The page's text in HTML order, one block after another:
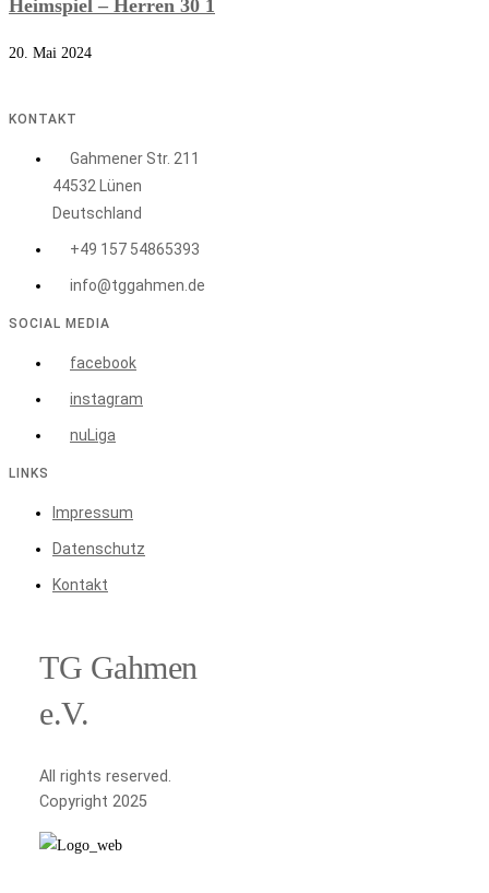
Heimspiel – Herren 30 1
20. Mai 2024
KONTAKT
Gahmener Str. 211
44532 Lünen
Deutschland
+49 157 54865393
info@tggahmen.de
SOCIAL MEDIA
facebook
instagram
nuLiga
LINKS
Impressum
Datenschutz
Kontakt
TG Gahmen
e.V.
All rights reserved.
Copyright 2025